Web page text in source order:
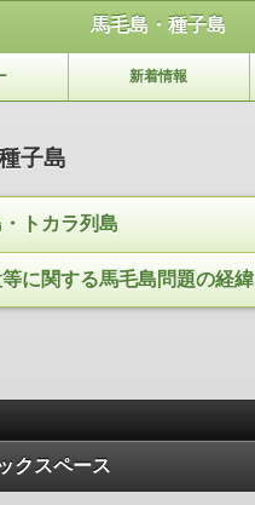
馬毛島・種子島
新着情報
子島
トカラ列島
に関する馬毛島問題の経緯
クスペース